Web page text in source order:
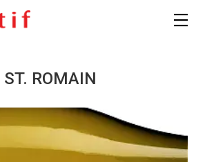
ST. ROMAIN